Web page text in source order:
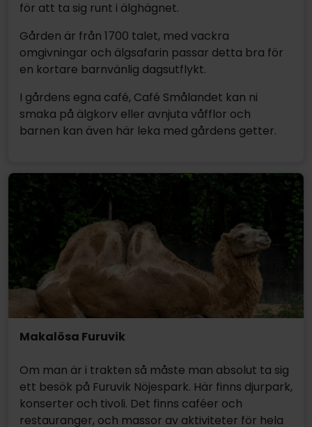
för att ta sig runt i älghägnet.
Gården är från 1700 talet, med vackra
omgivningar och älgsafarin passar detta bra för
en kortare barnvänlig dagsutflykt.
I gårdens egna café, Café Smålandet kan ni
smaka på älgkorv eller avnjuta våfflor och
barnen kan även här leka med gårdens getter.
Makalösa Furuvik
Om man är i trakten så måste man absolut ta sig
ett besök på Furuvik Nöjespark. Här finns djurpark,
konserter och tivoli. Det finns caféer och
restauranger, och massor av aktiviteter för hela